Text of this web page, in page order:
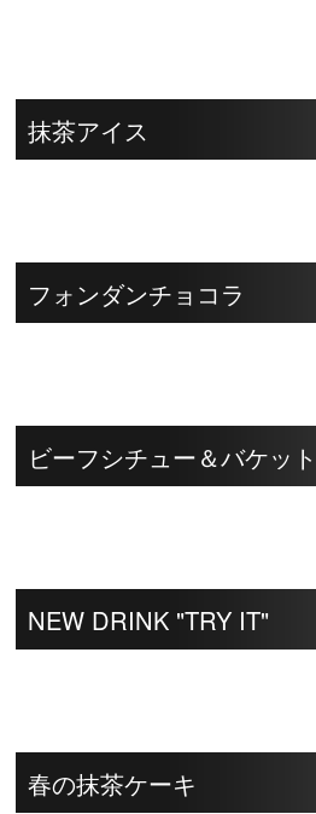
抹茶アイス
フォンダンチョコラ
ビーフシチュー＆バケット
NEW DRINK "TRY IT"
春の抹茶ケーキ